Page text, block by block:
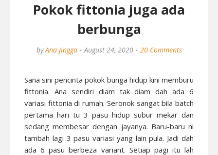
Pokok fittonia juga ada
berbunga
by Ana Jingga August 24, 2020 20 Comments
Sana sini pencinta pokok bunga hidup kini memburu
fittonia. Ana sendiri diam tak diam dah ada 6
variasi fittonia di rumah. Seronok sangat bila batch
pertama hari tu 3 pasu hidup subur mekar dan
sedang membesar dengan jayanya. Baru-baru ni
tambah lagi 3 pasu variasi yang lain pula. Jadi dah
ada 6 pasu berbeza variant. Setiap pagi itu lah